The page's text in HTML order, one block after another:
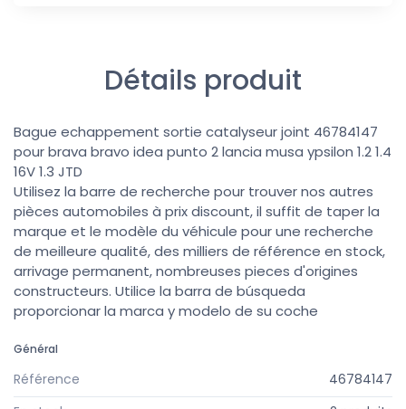
Détails produit
Bague echappement sortie catalyseur joint 46784147
pour brava bravo idea punto 2 lancia musa ypsilon 1.2 1.4
16V 1.3 JTD
Utilisez la barre de recherche pour trouver nos autres
pièces automobiles à prix discount, il suffit de taper la
marque et le modèle du véhicule pour une recherche
de meilleure qualité, des milliers de référence en stock,
arrivage permanent, nombreuses pieces d'origines
constructeurs. Utilice la barra de búsqueda
proporcionar la marca y modelo de su coche
Général
Référence
46784147